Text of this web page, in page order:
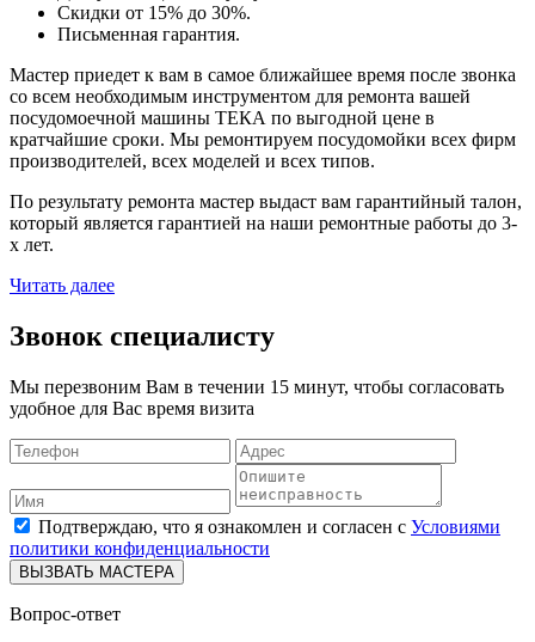
Скидки от 15% до 30%.
Письменная гарантия.
Мастер приедет к вам в самое ближайшее время после звонка
со всем необходимым инструментом для ремонта вашей
посудомоечной машины ТЕКА по выгодной цене в
кратчайшие сроки. Мы ремонтируем посудомойки всех фирм
производителей, всех моделей и всех типов.
По результату ремонта мастер выдаст вам гарантийный талон,
который является гарантией на наши ремонтные работы до 3-
х лет.
Читать далее
Звонок специалисту
Мы перезвоним Вам в течении 15 минут, чтобы согласовать
удобное для Вас время визита
Подтверждаю, что я ознакомлен и согласен с Условиями
политики конфиденциальности
ВЫЗВАТЬ МАСТЕРА
Вопрос-ответ